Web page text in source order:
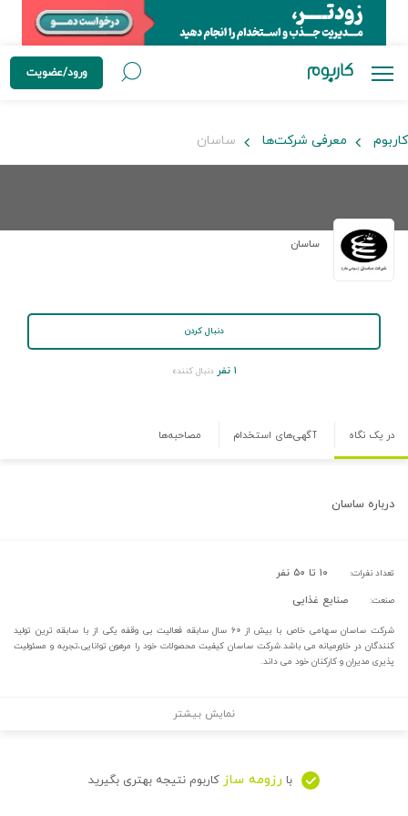
ورود/عضویت
کاربوم معرفی شرکت‌ها ساسان
ساسان
دنبال کردن
۱ نفر دنبال کننده
در یک نگاه آگهی‌های استخدام مصاحبه‌ها
درباره ساسان
تعداد نفرات: ۱۰ تا ۵۰ نفر
صنعت: صنایع غذایی
شرکت ساسان سهامی خاص با بیش از ۶۰ سال سابقه فعالیت بی وقفه یکی از با سابقه ترین تولید
کنندگان در خاورمیانه می باشد.شرکت ساسان کیفیت محصولات خود را مرهون توانایی،تجربه و مسئولیت
پذیری مدیران و کارکنان خود می داند.
نمایش بیشتر
با رزومه ساز کاربوم نتیجه بهتری بگیرید